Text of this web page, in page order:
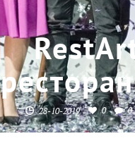
28-10-2019 0 0